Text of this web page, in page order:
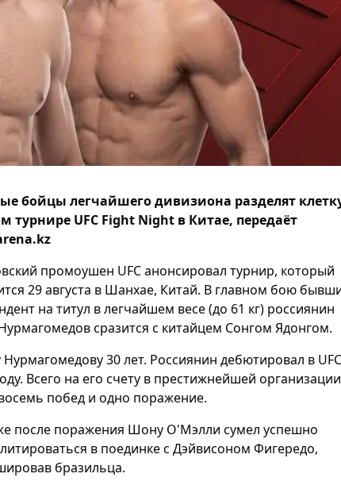
бойцы легчайшего дивизиона разделят
турнире UFC Fight Night в Китае, передаёт
промоушен UFC анонсировал турнир, который
29 августа в Шанхае, Китай. В главном бою
на титул в легчайшем весе (до 61 кг) россиянин
сразится с китайцем Сонгом Ядонгом.
30 лет. Россиянин дебютировал в
Всего на его счету в престижнейшей организации
побед и одно поражение.
после поражения Шону О'Мэлли сумел успешно
в поединке с Дэйвисоном Фигередо,
бразильца.